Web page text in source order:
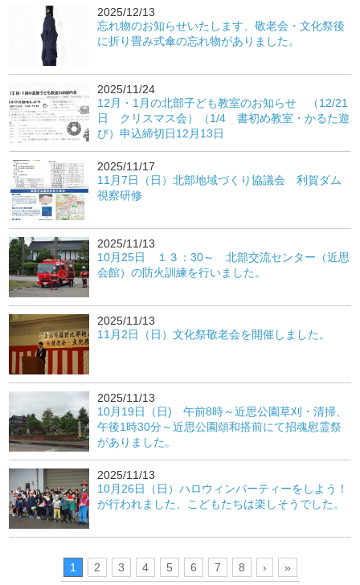
2025/12/13
忘れ物のお知らせいたします、敬老会・文化祭後
に折り畳み式傘の忘れ物がありました。
2025/11/24
12月・1月の北部子ども教室のお知らせ （12/21
日 クリスマス会）（1/4 書初め教室・かるた遊
び）申込締切日12月13日
2025/11/17
11月7日（日）北部地域づくり協議会 利賀ダム
視察研修
2025/11/13
10月25日 １３：30～ 北部交流センター（近思
会館）の防火訓練を行いました。
2025/11/13
11月2日（日）文化祭敬老会を開催しました。
2025/11/13
10月19日（日) 午前8時～近思公園草刈・清掃、
午後1時30分～近思公園頌和搭前にて招魂慰霊祭
がありました。
2025/11/13
10月26日（日）ハロウィンパーティーをしよう！
が行われました、こどもたちは楽しそうでした。
1 2 3 4 5 6 7 8 › »